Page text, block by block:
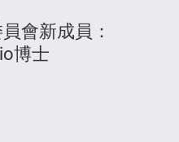
會新成員：
博士